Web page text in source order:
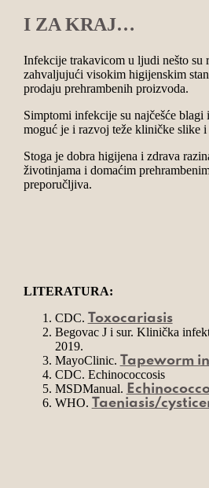
I ZA KRAJ…
Infekcije trakavicom u ljudi nešto su
zahvaljujući visokim higijenskim
prodaju prehrambenih proizvoda.
Simptomi infekcije su najčešće blagi
moguć je i razvoj teže kliničke slike
Stoga je dobra higijena i zdrava
životinjama i domaćim
preporučljiva.
LITERATURA:
CDC.
Toxocariasis
Begovac J i sur. Klinička
2019.
MayoClinic.
Tapeworm
CDC. Echinococcosis
MSDManual.
WHO. Taeniasis/